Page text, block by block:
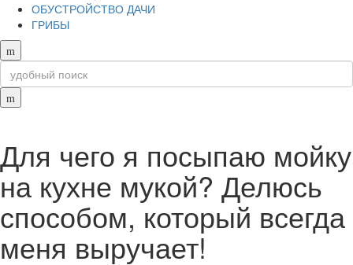
ОБУСТРОЙСТВО ДАЧИ
ГРИБЫ
Для чего я посыпаю мойку
на кухне мукой? Делюсь
способом, который всегда
меня выручает!